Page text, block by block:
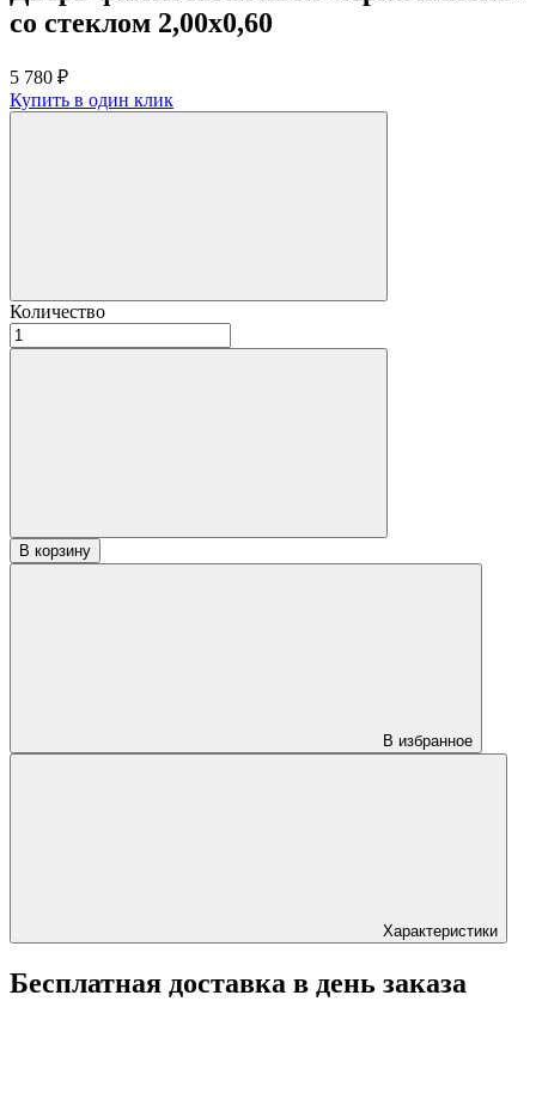
со стеклом 2,00х0,60
5 780 ₽
Купить в один клик
Количество
Количество
товара
В корзину
В избранное
Характеристики
Бесплатная доставка в день заказа